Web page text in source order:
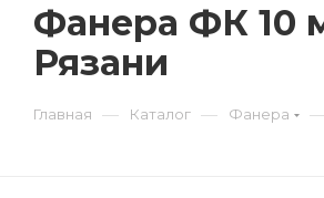
Фанера ФК 10
Рязани
Главная — Каталог — Фанера